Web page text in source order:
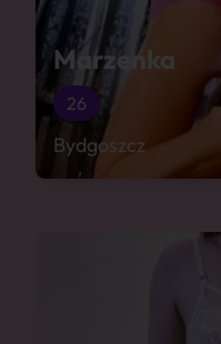
Marzenka
26
Bydgoszcz